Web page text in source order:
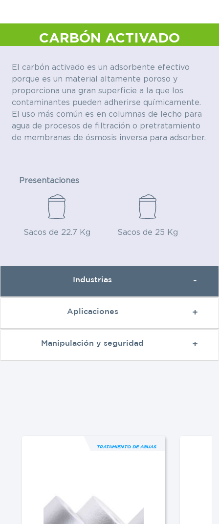
CARBÓN ACTIVADO
El carbón activado es un adsorbente efectivo
porque es un material altamente poroso y
proporciona una gran superficie a la que los
contaminantes pueden adherirse químicamente.
El uso más común es en columnas de lecho para
agua de procesos de filtración o pretratamiento
de membranas de ósmosis inversa para adsorber.
Presentaciones
Sacos de 22.7 Kg Sacos de 25 Kg
Industrias
Aplicaciones
Manipulación y seguridad
TRATAMIENTO DE AGUAS